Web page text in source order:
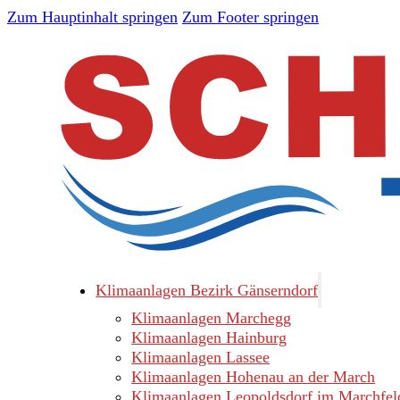
Zum Hauptinhalt springen Zum Footer springen
Klimaanlagen Bezirk Gänserndorf
Klimaanlagen Marchegg
Klimaanlagen Hainburg
Klimaanlagen Lassee
Klimaanlagen Hohenau an der March
Klimaanlagen Leopoldsdorf im